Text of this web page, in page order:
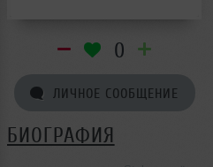
0
ЛИЧНОЕ СООБЩЕНИЕ
БИОГРАФИЯ